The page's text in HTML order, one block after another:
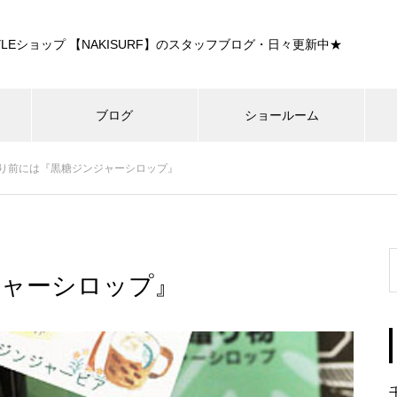
ショップ 【NAKISURF】のスタッフブログ・日々更新中★
ブログ ショールーム
前には『黒糖ジンジャーシロップ』
ーシロップ』